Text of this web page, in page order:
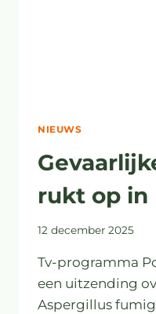
NIEUWS
rukt op in
12 december 2025
Tv-programma
een uitzending
Aspergillus